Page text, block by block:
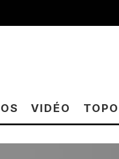
VIDÉO